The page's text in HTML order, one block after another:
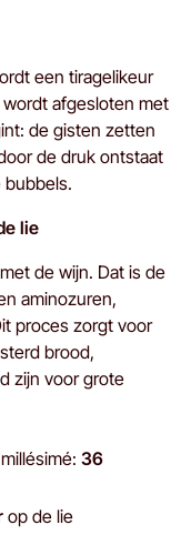
een tiragelikeur
afgesloten met
de gisten zetten
de druk ontstaat
bubbels.
lie
de wijn. Dat is de
aminozuren,
proces zorgt voor
brood,
zijn voor grote
36
op de lie